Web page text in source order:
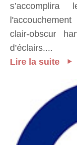
clair-obscur
d’éclairs....
Lire la suite